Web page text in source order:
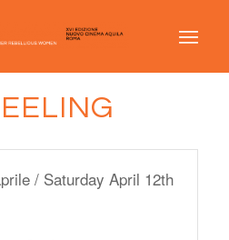
/ Saturday April 12th